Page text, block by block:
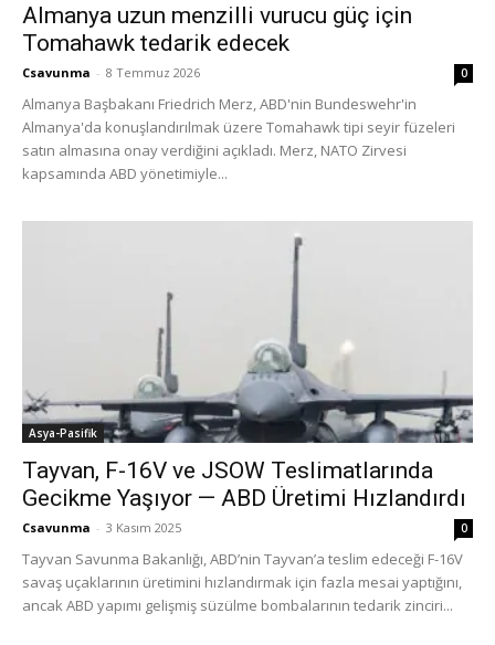
Almanya uzun menzilli vurucu güç için
Tomahawk tedarik edecek
Csavunma - 8 Temmuz 2026 0
Almanya Başbakanı Friedrich Merz, ABD'nin Bundeswehr'in
Almanya'da konuşlandırılmak üzere Tomahawk tipi seyir füzeleri
satın almasına onay verdiğini açıkladı. Merz, NATO Zirvesi
kapsamında ABD yönetimiyle...
Asya-Pasifik
Tayvan, F-16V ve JSOW Teslimatlarında
Gecikme Yaşıyor — ABD Üretimi Hızlandırdı
Csavunma - 3 Kasım 2025 0
Tayvan Savunma Bakanlığı, ABD’nin Tayvan’a teslim edeceği F-16V
savaş uçaklarının üretimini hızlandırmak için fazla mesai yaptığını,
ancak ABD yapımı gelişmiş süzülme bombalarının tedarik zinciri...